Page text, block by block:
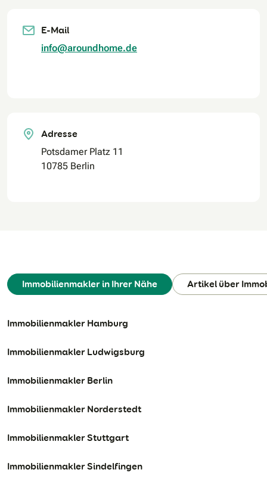
E-Mail
info@aroundhome.de
Adresse
Potsdamer Platz 11
10785 Berlin
Immobilienmakler in Ihrer Nähe Artikel über
Immobilienmakler Hamburg
Immobilienmakler Ludwigsburg
Immobilienmakler Berlin
Immobilienmakler Norderstedt
Immobilienmakler Stuttgart
Immobilienmakler Sindelfingen